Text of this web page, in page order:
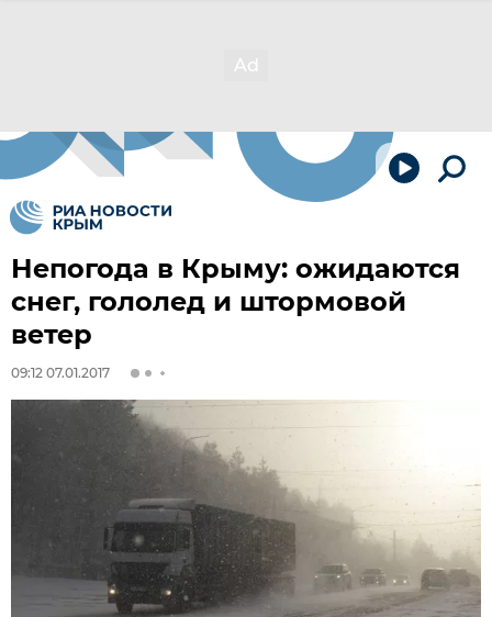
Непогода в Крыму: ожидаются
снег, гололед и штормовой
ветер
09:12 07.01.2017